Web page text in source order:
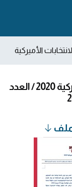
الأميركية
سلسلة مؤشر الانتخابات الرئاسية الأميركية 2020 / العدد